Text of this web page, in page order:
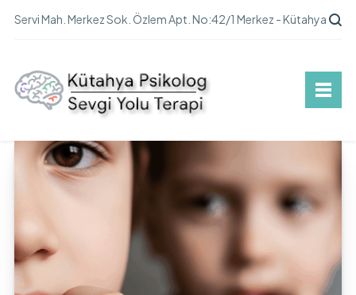
Servi Mah. Merkez Sok. Özlem Apt. No:42/1 Merkez - Kütahya